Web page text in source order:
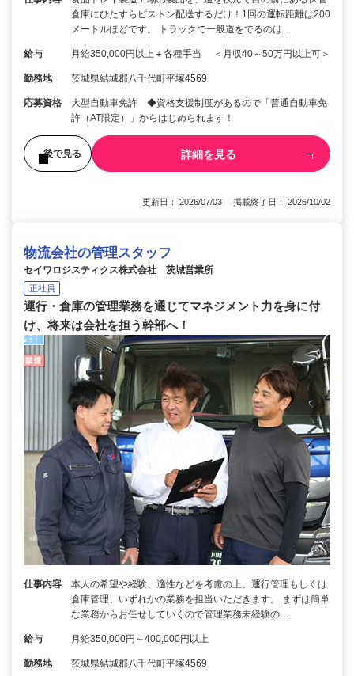
倉庫にひたすらピストン配送するだけ！1回の運転距離は200
メートルほどです。 トラックで一般道をでるのは…
給与 月給350,000円以上＋各種手当 ＜月収40～50万円以上可＞
勤務地 茨城県結城郡八千代町平塚4569
応募資格
大型自動車免許 ◆資格支援制度があるので「普通自動車免
許（AT限定）」からはじめられます！
後で見る 詳細を見る
更新日： 2026/07/03 掲載終了日： 2026/10/02
物流会社の管理スタッフ
セイワロジスティクス株式会社 茨城営業所
正社員
運行・倉庫の管理業務を通じてマネジメント力を身に付
け、将来は会社を担う幹部へ！
仕事内容
本人の希望や経験、適性などを考慮の上、運行管理もしくは
倉庫管理、いずれかの業務を担当いただきます。 まずは簡単
な業務からお任せしていくので管理業務未経験の…
給与 月給350,000円～400,000円以上
勤務地 茨城県結城郡八千代町平塚4569